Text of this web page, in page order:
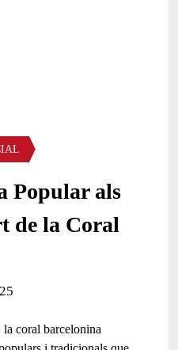
Popular als
de la Coral
coral barcelonina